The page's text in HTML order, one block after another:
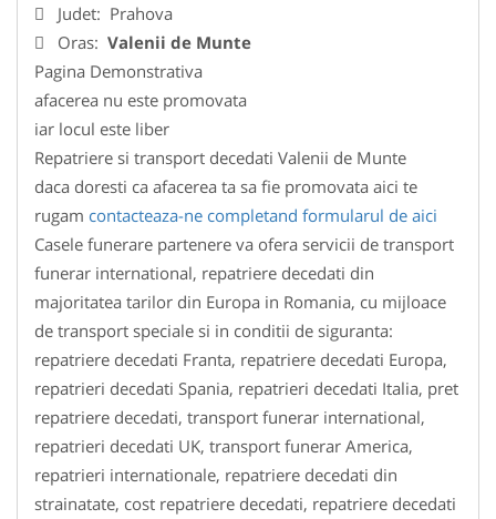
Judet: Prahova
Oras: Valenii de Munte
Pagina Demonstrativa
afacerea nu este promovata
iar locul este liber
Repatriere si transport decedati Valenii de Munte
daca doresti ca afacerea ta sa fie promovata aici te
rugam contacteaza-ne completand formularul de aici
Casele funerare partenere va ofera servicii de transport
funerar international, repatriere decedati din
majoritatea tarilor din Europa in Romania, cu mijloace
de transport speciale si in conditii de siguranta:
repatriere decedati Franta, repatriere decedati Europa,
repatrieri decedati Spania, repatrieri decedati Italia, pret
repatriere decedati, transport funerar international,
repatrieri decedati UK, transport funerar America,
repatrieri internationale, repatriere decedati din
strainatate, cost repatriere decedati, repatriere decedati